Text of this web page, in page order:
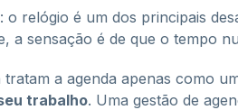
o relógio é um dos principais
a sensação é de que o tempo
a agenda apenas como
trabalho. Uma gestão de